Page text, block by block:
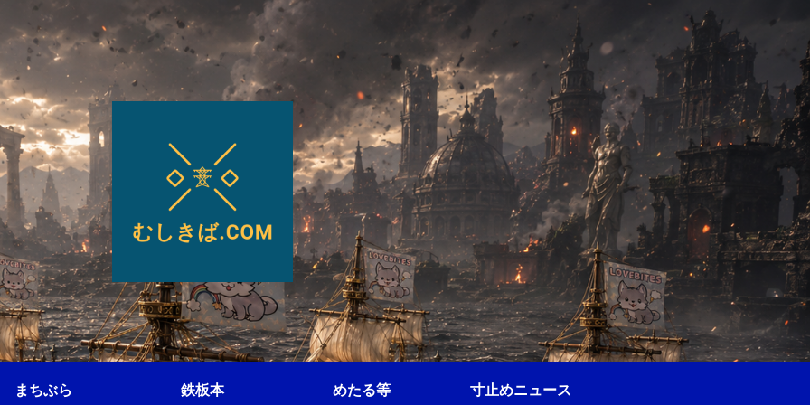
まちぶら 鉄板本 めたる等 寸止めニュース